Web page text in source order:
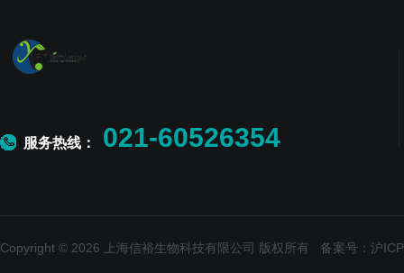
服务热线： 021-60526354
Copyright © 2026 上海信裕生物科技有限公司 版权所有 备案号：沪